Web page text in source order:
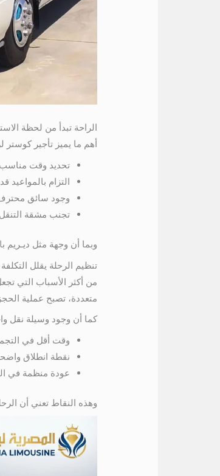
الراحة تبدأ من لحظة الاستلام
أهم ما يميز تأجير كوستر
تحديد وقت مناسب
التزام بالمواعيد
وجود سائق
تجنب مشقة
وبما أن وجهة مثل
تنظيم الرحلة يقلل
متعددة، تصبح عملية
كما أن وجود وسيلة نقل
وقت أقل في
نقطة انطلاق
عودة منظمة في
وهذه النقاط تعني أن